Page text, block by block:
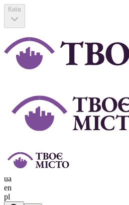
Київ
ua
en
pl